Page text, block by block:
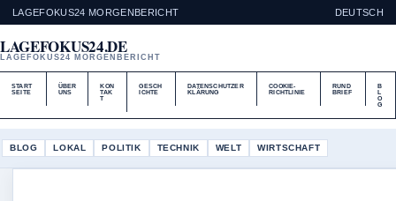
LAGEFOKUS24 MORGENBERICHT DEUTSCH
LAGEFOKUS24.DE
LAGEFOKUS24 MORGENBERICHT
START
SEITE
ÜBER
UNS
KON
TAK
T
GESCH
ICHTE
DATENSCHUTZER
KLÄRUNG
COOKIE-
RICHTLINIE
RUND
BRIEF
B
O
G
BLOG LOKAL POLITIK TECHNIK WELT WIRTSCHAFT